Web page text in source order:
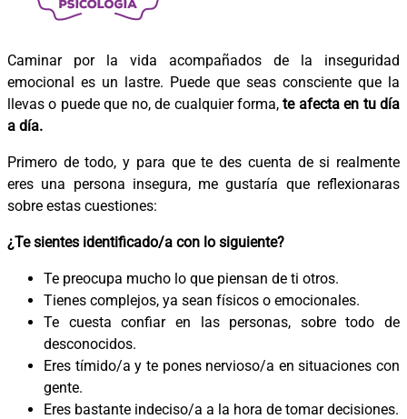
Caminar por la vida acompañados de la inseguridad
emocional es un lastre. Puede que seas consciente que la
llevas o puede que no, de cualquier forma,te afecta en tu día
a día.
Primero de todo, y para que te des cuenta de si realmente
eres una persona insegura, me gustaría que reflexionaras
sobre estas cuestiones:
¿Te sientes identificado/a con lo siguiente?
Te preocupa mucho lo que piensan de ti otros.
Tienes complejos, ya sean físicos o emocionales.
Te cuesta confiar en las personas, sobre todo de
desconocidos.
Eres tímido/a y te pones nervioso/a en situaciones con
gente.
Eres bastante indeciso/a a la hora de tomar decisiones.